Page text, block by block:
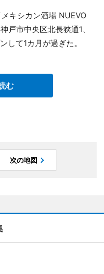
キシカン酒場 NUEVO
戸市中央区北長狭通1、
て1カ月が過ぎた。
む
次の地図